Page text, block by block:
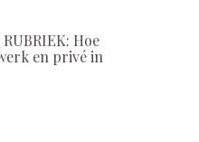
Hoe
en privé in